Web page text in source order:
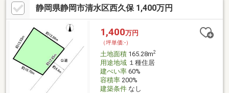
静岡県静岡市清水区西久保 1,400万円
1,400万円
（坪単価:-）
土地面積165.28m2
用途地域１種住居
建ぺい率60%
容積率200%
建築条件なし